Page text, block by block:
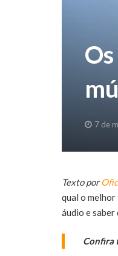
7 de
Texto por
qual o
áudio e saber
Confira